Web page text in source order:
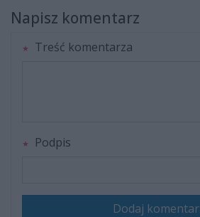
Napisz komentarz
Treść komentarza
Podpis
Dodaj